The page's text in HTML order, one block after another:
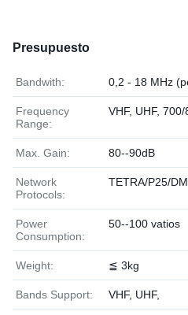
Presupuesto
Bandwith: 0,2 - 18 MHz
Frequency
Range:
VHF, UHF,
Max. Gain: 80--90dB
Network
Protocols:
TETRA/P25/
Power
Consumption:
50--100 vatios
Weight: ≦ 3kg
Bands Support: VHF, UHF,